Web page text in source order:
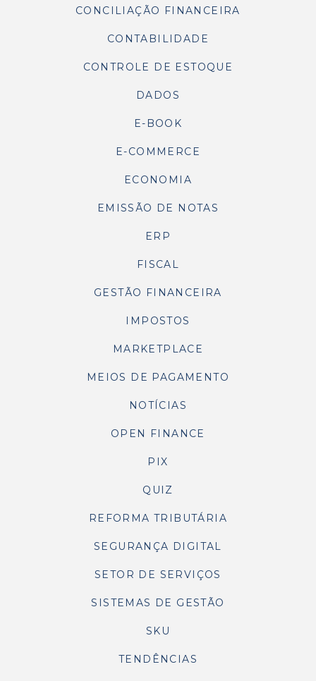
CONCILIAÇÃO FINANCEIRA
CONTABILIDADE
CONTROLE DE ESTOQUE
DADOS
E-BOOK
E-COMMERCE
ECONOMIA
EMISSÃO DE NOTAS
ERP
FISCAL
GESTÃO FINANCEIRA
IMPOSTOS
MARKETPLACE
MEIOS DE PAGAMENTO
NOTÍCIAS
OPEN FINANCE
PIX
QUIZ
REFORMA TRIBUTÁRIA
SEGURANÇA DIGITAL
SETOR DE SERVIÇOS
SISTEMAS DE GESTÃO
SKU
TENDÊNCIAS